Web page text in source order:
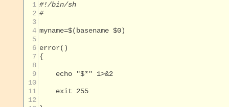
  1
#!/bin/sh
  2
#
  3
  4
  5
  6
  7
{
  8
  9
    echo "$*" 1>&2
10
11
    exit 255
12